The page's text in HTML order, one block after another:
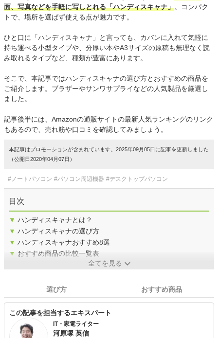
面、写真などを手軽に写しとれる「ハンディスキャナ」。コンパク
トで、場所を選ばず使える点が魅力です。
ひと口に「ハンディスキャナ」と言っても、カバンに入れて気軽に
持ち運べる小型タイプや、分厚い本やA3サイズの原稿も無理なく読
み取れるタイプなど、種類が豊富にあります。
そこで、本記事ではハンディスキャナの選び方とおすすめの商品を
ご紹介します。ブラザーやサンワサプライなどの人気製品を厳選し
ました。
記事後半には、Amazonの通販サイトの最新人気ランキングのリンク
もあるので、売れ筋や口コミを確認してみましょう。
本記事はプロモーションが含まれています。2025年09月05日に記事を更新しました
（公開日2020年04月07日）
#ノートパソコン #パソコン周辺機器 #デスクトップパソコン
目次
▼ ハンディスキャナとは？
▼ ハンディスキャナの選び方
▼ ハンディスキャナおすすめ8選
▼ おすすめ商品の比較一覧表
全てを見る
選び方 おすすめ商品
この記事を担当するエキスパート
IT・家電ライター
河原塚 英信